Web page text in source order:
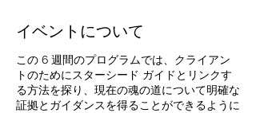
イベントについて
この 6 週間のプログラムでは、クライアン
トのためにスターシード ガイドとリンクす
る方法を探り、現在の魂の道について明確な
証拠とガイダンスを得ることができるように